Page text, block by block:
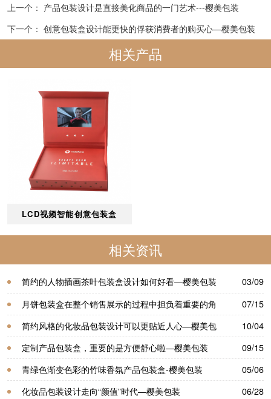
上一个： 产品包装设计是直接美化商品的一门艺术---樱美包装
下一个： 创意包装盒设计能更快的俘获消费者的购买心—樱美包装
相关产品
LCD视频智能创意包装盒
相关资讯
简约的人物插画茶叶包装盒设计如何好看—樱美包装
03/09
月饼包装盒​在整个销售展示的过程中担负着重要的角
色—樱美包装
07/15
简约风格的化妆品包装设计可以更贴近人心—樱美包
装
10/04
定制产品包装盒，重要的是方便舒心啦—樱美包装
09/15
青绿色渐变色彩的竹味香氛产品包装盒-樱美包装
05/06
化妆品包装设计走向“颜值”时代—樱美包装
06/28